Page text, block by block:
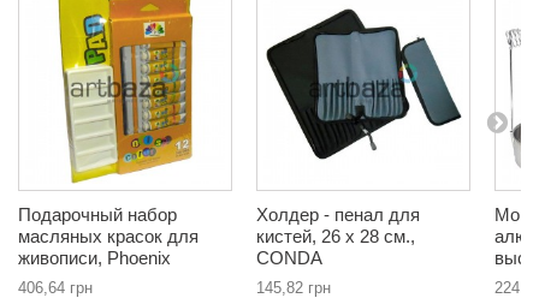
Подарочный набор
масляных красок для
живописи, Phoenix
406,64 грн
Холдер - пенал для
кистей, 26 x 28 см.,
CONDA
145,82 грн